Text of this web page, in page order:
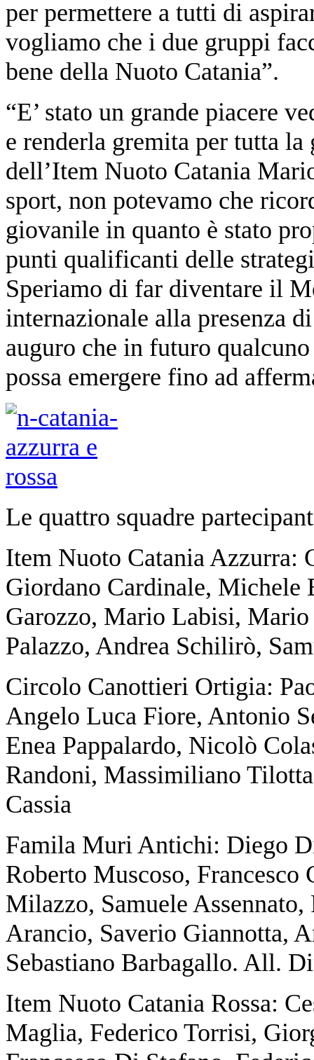
per permettere a tutti di
vogliamo che i due gruppi
bene della Nuoto Catania”.
“E’ stato un grande piacere
e renderla gremita per tutta
dell’Item Nuoto Catania
sport, non potevamo che
giovanile in quanto è stato
punti qualificanti delle
Speriamo di far diventare il
internazionale alla presenza
auguro che in futuro
possa emergere fino ad
Le quattro squadre
Item Nuoto Catania Azzurra:
Giordano Cardinale, Michele
Garozzo, Mario Labisi,
Palazzo, Andrea Schilirò,
Circolo Canottieri Ortigia:
Angelo Luca Fiore, Antonio
Enea Pappalardo, Nicolò
Randoni, Massimiliano
Cassia
Famila Muri Antichi: Diego
Roberto Muscoso,
Milazzo, Samuele
Arancio, Saverio Giannotta,
Sebastiano Barbagallo. All.
Item Nuoto Catania Rossa:
Maglia, Federico Torrisi,